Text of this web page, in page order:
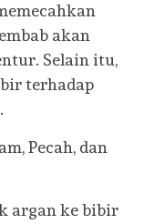
akan
Selain itu,
terhadap
argan ke bibir